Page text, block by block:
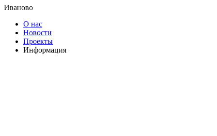
Иваново
О нас
Новости
Проекты
Информация